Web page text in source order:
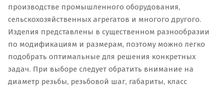
производстве промышленного оборудования,
сельскохозяйственных агрегатов и многого другого.
Изделия представлены в существенном разнообразии
по модификациям и размерам, поэтому можно легко
подобрать оптимальные для решения конкретных
задач. При выборе следует обратить внимание на
диаметр резьбы, резьбовой шаг, габариты, класс